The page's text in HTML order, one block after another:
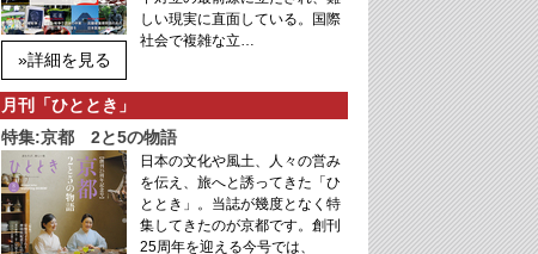
»詳細を見る
しい現実に直面している。国際
社会で複雑な立…
月刊「ひととき」
特集:京都 2と5の物語
日本の文化や風土、人々の営み
を伝え、旅へと誘ってきた「ひ
ととき」。当誌が幾度となく特
集してきたのが京都です。創刊
25周年を迎える今号では、